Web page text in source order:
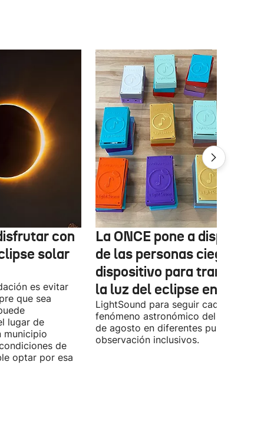
con
solar
es evitar
que sea
lugar de
municipio
de
optar por esa
La ONCE pone a
de las personas ciegas un
dispositivo para
la luz del eclipse en
LightSound para seguir cada fase del
fenómeno astronómico del próximo
de agosto en diferentes puntos de
observación inclusivos.